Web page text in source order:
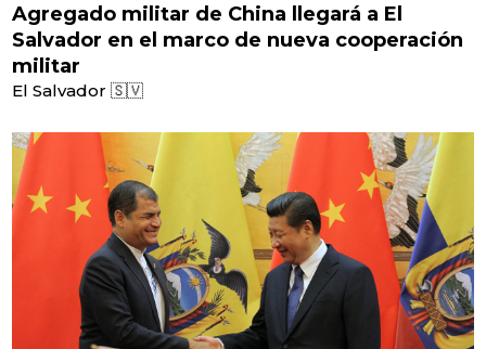
Agregado militar de China llegará a El
Salvador en el marco de nueva cooperación
militar
El Salvador 🇸🇻